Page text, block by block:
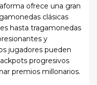
ofrece una gran
clásicas
hasta tragamonedas
y
jugadores pueden
progresivos
premios millonarios.